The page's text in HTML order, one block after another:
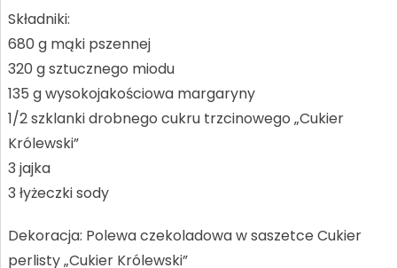
Składniki:
680 g mąki pszennej
320 g sztucznego miodu
135 g wysokojakościowa margaryny
1/2 szklanki drobnego cukru trzcinowego „Cukier
Królewski”
3 jajka
3 łyżeczki sody
Dekoracja: Polewa czekoladowa w saszetce Cukier
perlisty „Cukier Królewski”